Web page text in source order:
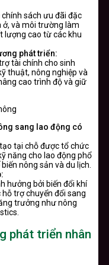
sách ưu đãi đặc
ở, và môi trường làm
lượng cao từ các khu
phát triển:
tài chính cho sinh
thuật, nông nghiệp và
cao trình độ và giữ
sang lao động có
tại chỗ được tổ chức
năng cho lao động phổ
nông sản và du lịch.
hưởng bởi biến đổi khí
trợ chuyển đổi sang
trưởng như nông
phát triển nhân